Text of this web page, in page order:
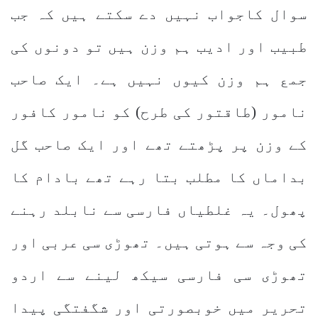
سوال کاجواب نہیں دے سکتے ہیں کہ جب
طبیب اور ادیب ہم وزن ہیں تو دونوں کی
جمع ہم وزن کیوں نہیں ہے۔ ایک صاحب
نامور (طاقتور کی طرح) کو نامور کافور
کے وزن پر پڑھتے تھے اور ایک صاحب گل
بداماں کا مطلب بتا رہے تھے بادام کا
پھول۔ یہ غلطیاں فارسی سے نابلد رہنے
کی وجہ سے ہوتی ہیں۔ تھوڑی سی عربی اور
تھوڑی سی فارسی سیکھ لینے سے اردو
تحریر میں خوبصورتی اور شگفتگی پیدا